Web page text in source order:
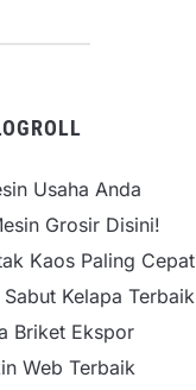
Usaha Anda
Grosir Disini!
Kaos Paling Cepat
Kelapa Terbaik
Briket Ekspor
Web Terbaik